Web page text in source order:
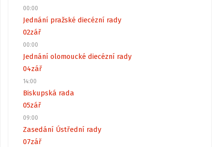
00:00
Jednání pražské diecézní rady
02zář
00:00
Jednání olomoucké diecézní rady
04zář
14:00
Biskupská rada
05zář
09:00
Zasedání Ústřední rady
07zář